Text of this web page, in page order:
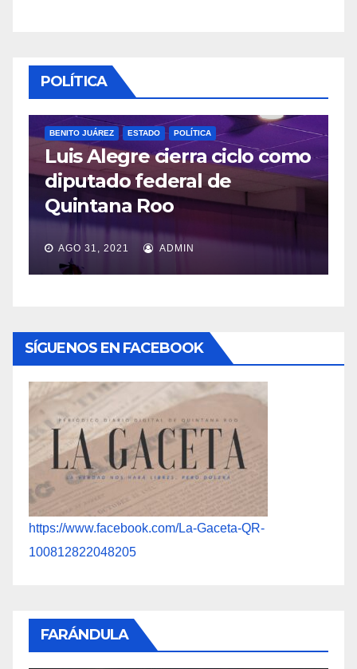
POLÍTICA
BENITO JUÁREZ ESTADO POLÍTICA
Luis Alegre cierra ciclo como
diputado federal de
Quintana Roo
AGO 31, 2021 ADMIN
SÍGUENOS EN FACEBOOK
https://www.facebook.com/La-Gaceta-QR-
100812822048205
FARÁNDULA